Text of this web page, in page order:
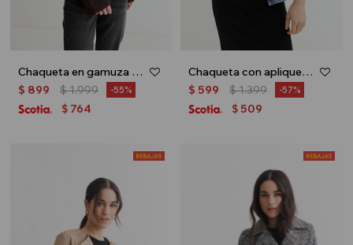
Chaqueta en gamuza - Marron
$ 899 $1.999 55
$ 764
Chaqueta con apliques - Jean medio
$ 599 $1.399 57
$ 509